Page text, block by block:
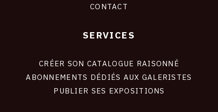
FACEBOOK
TWITTER
CONTACT
SERVICES
CRÉER SON CATALOGUE RAISONNÉ
ABONNEMENTS DÉDIÉS AUX GALERISTES
PUBLIER SES EXPOSITIONS